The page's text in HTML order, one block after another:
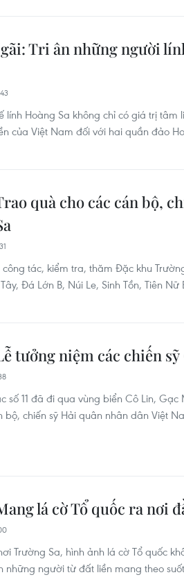
Tri ân những người
lính Hoàng Sa không chỉ có giá trị
của Việt Nam đối với hai quần đảo
quà cho các cán bộ,
công tác, kiểm tra, thăm Đặc khu
Đá Lớn B, Núi Le, Sinh Tồn, Tiên
tưởng niệm các chiến
số 11 đã đi qua vùng biển Cô Lin,
bộ, chiến sỹ Hải quân nhân dân Việt
lá cờ Tổ quốc ra nơi
Trường Sa, hình ảnh lá cờ Tổ quốc
những người từ đất liền mang theo